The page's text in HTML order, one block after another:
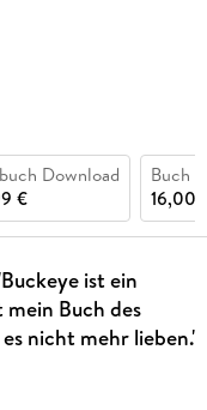
Download
€
Buch
16,00
ist ein
mein Buch des
nicht mehr lieben.'